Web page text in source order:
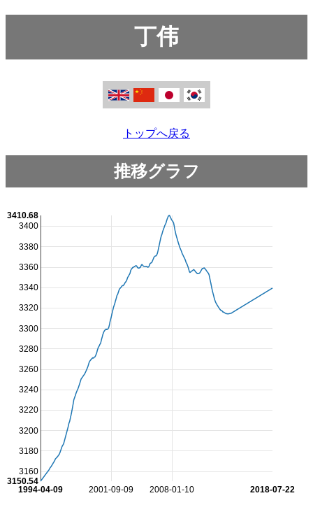
丁伟
トップへ戻る
推移グラフ
2001-09-09 2008-01-10
1994-04-09 2018-07-22
3160
3180
3200
3220
3240
3260
3280
3300
3320
3340
3360
3380
3400
3150.54
3410.68